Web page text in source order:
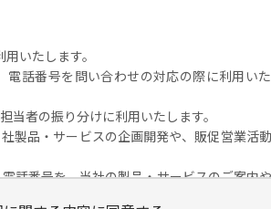
いたします。
話番号を問い合わせの対応の際に利用い
者の振り分けに利用いたします。
製品・サービスの企画開発や、販促営業活
話番号を、当社の製品・サービスのご案内